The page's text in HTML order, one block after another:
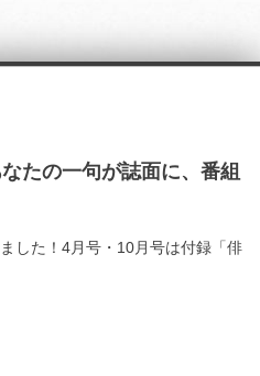
たの一句が誌面に、番組
した！4月号・10月号は付録「俳